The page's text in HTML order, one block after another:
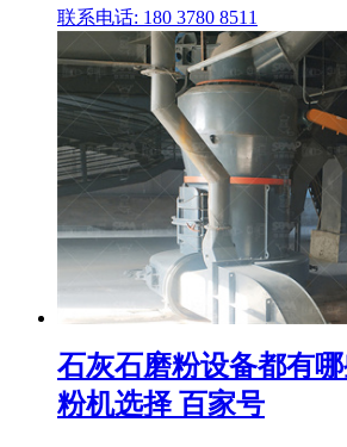
联系电话: 180 3780 8511
石灰石磨粉设备都有
粉机选择 百家号